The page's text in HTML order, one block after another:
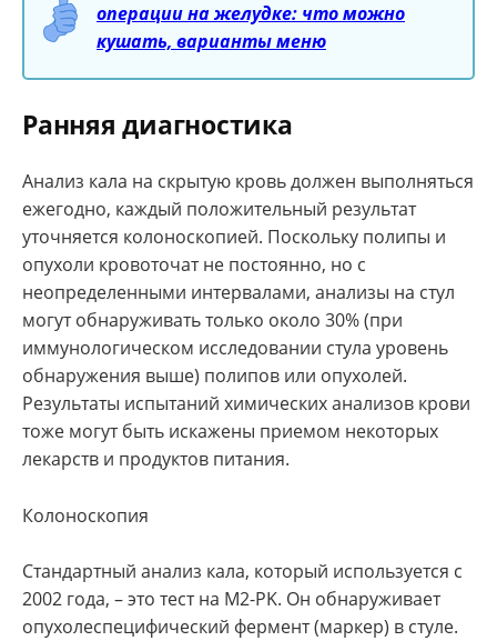
операции на желудке: что можно
кушать, варианты меню
Ранняя диагностика
Анализ кала на скрытую кровь должен выполняться
ежегодно, каждый положительный результат
уточняется колоноскопией. Поскольку полипы и
опухоли кровоточат не постоянно, но с
неопределенными интервалами, анализы на стул
могут обнаруживать только около 30% (при
иммунологическом исследовании стула уровень
обнаружения выше) полипов или опухолей.
Результаты испытаний химических анализов крови
тоже могут быть искажены приемом некоторых
лекарств и продуктов питания.
Колоноскопия
Стандартный анализ кала, который используется с
2002 года, – это тест на M2-PK. Он обнаруживает
опухолеспецифический фермент (маркер) в стуле.